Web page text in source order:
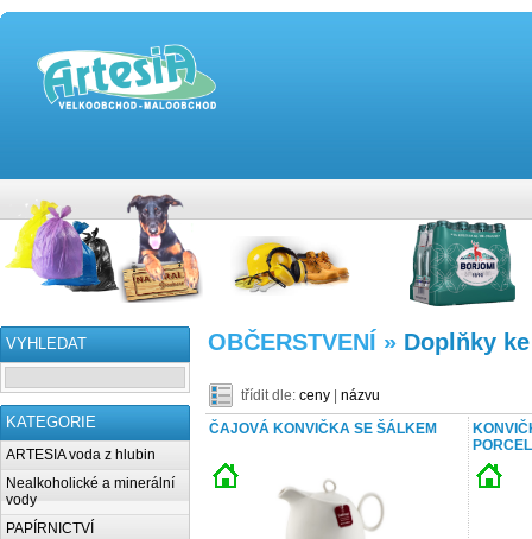
VYHLEDAT
KATEGORIE
ARTESIA voda z hlubin
Nealkoholické a minerální
vody
PAPÍRNICTVÍ
OBČERSTVENÍ » Doplňky
třídit dle: ceny
názvu
ČAJOVÁ KONVIČKA SE ŠÁLKEM